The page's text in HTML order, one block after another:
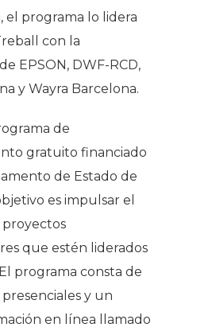
el programa lo lidera
con la
EPSON, DWF-RCD,
y Wayra Barcelona.
de
gratuito financiado
de Estado de
es impulsar el
que estén liderados
programa consta de
presenciales y un
en línea llamado